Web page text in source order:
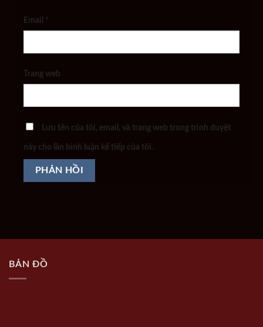
Email *
Trang web
Lưu tên của tôi, email, và trang web trong trình duyệt
này cho lần bình luận kế tiếp của tôi.
BẢN ĐỒ